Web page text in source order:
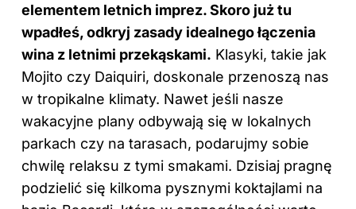
elementem letnich imprez. Skoro już tu
wpadłeś, odkryj zasady idealnego łączenia
wina z letnimi przekąskami. Klasyki, takie jak
Mojito czy Daiquiri, doskonale przenoszą nas
w tropikalne klimaty. Nawet jeśli nasze
wakacyjne plany odbywają się w lokalnych
parkach czy na tarasach, podarujmy sobie
chwilę relaksu z tymi smakami. Dzisiaj pragnę
podzielić się kilkoma pysznymi koktajlami na